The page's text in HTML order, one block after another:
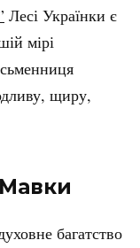
Лесі Українки є
мірі
щиру,
Мавки
багатство